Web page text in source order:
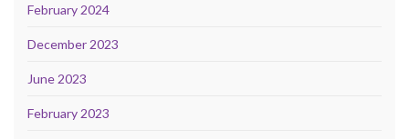
February 2024
December 2023
June 2023
February 2023